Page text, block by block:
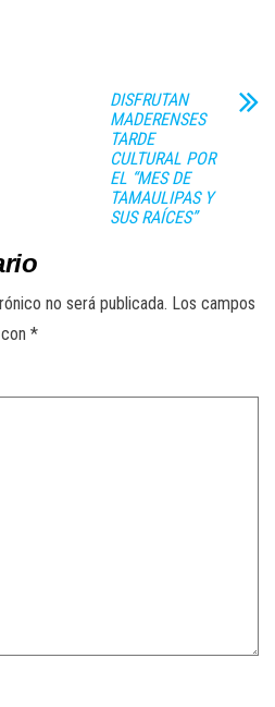
DISFRUTAN
MADERENSES
TARDE
CULTURAL POR
EL “MES DE
TAMAULIPAS Y
SUS RAÍCES”
no será publicada. Los campos
*